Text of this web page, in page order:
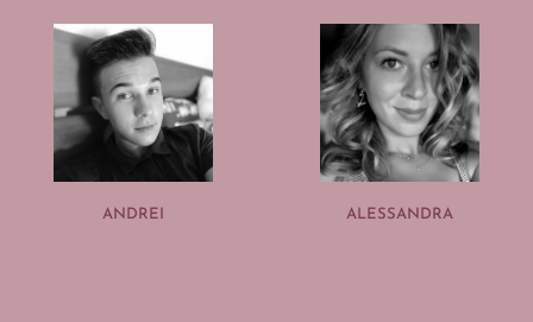
ANDREI ALESSANDRA